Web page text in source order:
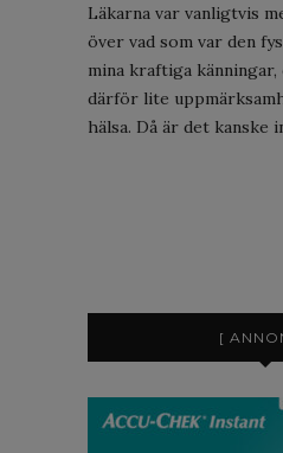
Läkarna var vanligtvis
över vad som var den
mina kraftiga känningar,
därför lite
hälsa. Då är det kanske
[